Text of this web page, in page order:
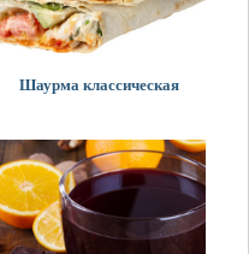
Шаурма классическая